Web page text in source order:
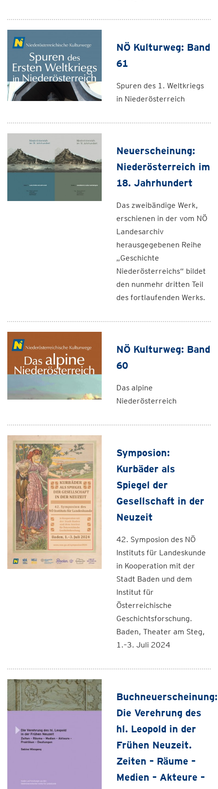
NÖ Kulturweg: Band
61
Spuren des 1. Weltkriegs
in Niederösterreich
Neuerscheinung:
Niederösterreich im
18. Jahrhundert
Das zweibändige Werk,
erschienen in der vom NÖ
Landesarchiv
herausgegebenen Reihe
„Geschichte
Niederösterreichs“ bildet
den nunmehr dritten Teil
des fortlaufenden Werks.
NÖ Kulturweg: Band
60
Das alpine
Niederösterreich
Symposion:
Kurbäder als
Spiegel der
Gesellschaft in der
Neuzeit
42. Symposion des NÖ
Instituts für Landeskunde
in Kooperation mit der
Stadt Baden und dem
Institut für
Österreichische
Geschichtsforschung.
Baden, Theater am Steg,
1.–3. Juli 2024
Buchneuerscheinung:
Die Verehrung des
hl. Leopold in der
Frühen Neuzeit.
Zeiten – Räume –
Medien – Akteure –